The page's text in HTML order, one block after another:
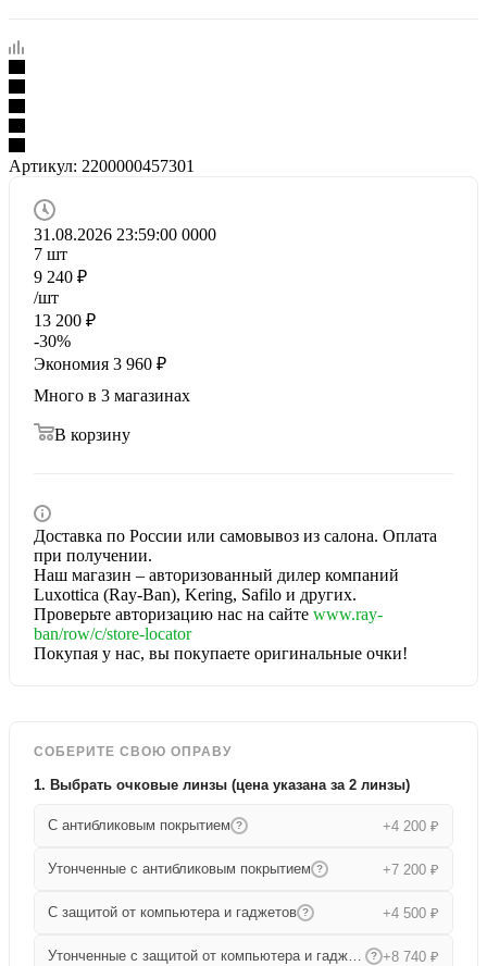
Артикул: 2200000457301
31.08.2026 23:59:00 0000
7 шт
9 240 ₽
/шт
13 200 ₽
-30%
Экономия 3 960 ₽
Много в 3 магазинах
В корзину
Доставка по России или самовывоз из салона. Оплата
при получении.
Наш магазин – авторизованный дилер компаний
Luxottica (Ray-Ban), Kering, Safilo и других.
Проверьте авторизацию нас на сайте www.ray-
ban/row/c/store-locator
Покупая у нас, вы покупаете оригинальные очки!
СОБЕРИТЕ СВОЮ ОПРАВУ
1. Выбрать очковые линзы (цена указана за 2 линзы)
С антибликовым покрытием ? +4 200 ₽
Утонченные с антибликовым покрытием ? +7 200 ₽
С защитой от компьютера и гаджетов ? +4 500 ₽
Утонченные с защитой от компьютера и гаджетов ? +8 740 ₽